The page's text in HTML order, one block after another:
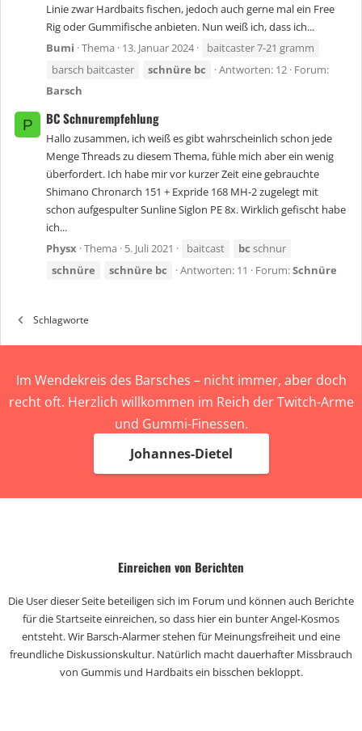
Linie zwar Hardbaits fischen, jedoch auch gerne mal ein Free
Rig oder Gummifische anbieten. Nun weiß ich, dass ich...
Bumi Thema 13. Januar 2024
baitcaster 7-21 gramm
barsch baitcaster
schnüre bc Antworten: 12 Forum:
Barsch
P BC Schnurempfehlung
Hallo zusammen, ich weiß es gibt wahrscheinlich schon jede
Menge Threads zu diesem Thema, fühle mich aber ein wenig
überfordert. Ich habe mir vor kurzer Zeit eine gebrauchte
Shimano Chronarch 151 + Expride 168 MH-2 zugelegt mit
schon aufgespulter Sunline Siglon PE 8x. Wirklich gefischt habe
ich...
Physx Thema 5. Juli 2021 baitcast bc schnur
schnüre
schnüre bc Antworten: 11 Forum:Schnüre
Schlagworte
Im Wendekreis des Barsches – nicht immer, aber doch
recht oft. Herzlich willkommen im Reich der Twitch-Arme
und Gummi-Finessen.
Johannes-Dietel
Einreichen von Berichten
Die User dieser Seite beteiligen sich im Forum und können auch Berichte
für die Startseite einreichen, so dass hier ein bunter Angel-Kosmos
entsteht. Wir Barsch-Alarmer stehen für Meinungsfreiheit und eine
freundliche Diskussionskultur. Natürlich macht dauerhafter Missbrauch
von Gummis und Hardbaits ein bisschen bekloppt.